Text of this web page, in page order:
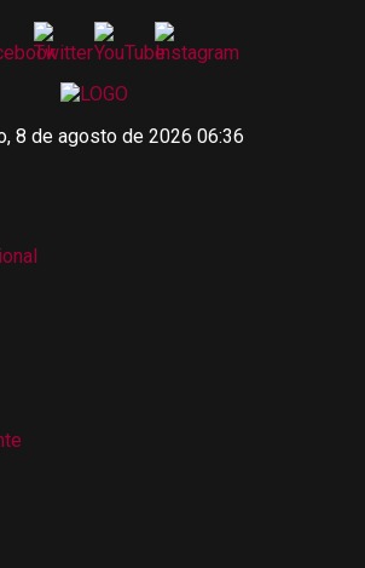
8 de agosto de 2026 06:36